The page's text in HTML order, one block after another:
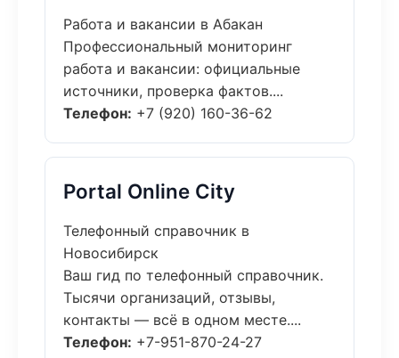
Работа и вакансии в Абакан
Профессиональный мониторинг
работа и вакансии: официальные
источники, проверка фактов....
Телефон: +7 (920) 160-36-62
Portal Online City
Телефонный справочник в
Новосибирск
Ваш гид по телефонный справочник.
Тысячи организаций, отзывы,
контакты — всё в одном месте....
Телефон: +7-951-870-24-27